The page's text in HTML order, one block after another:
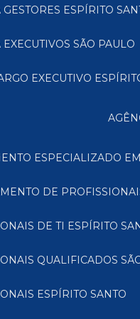
ESPÍRITO
SÃO PAULO
EXECUTIVO
ESPECIALIZADO
DE
DE TI ESPÍRITO
QUALIFICADOS
ESPÍRITO SANTO